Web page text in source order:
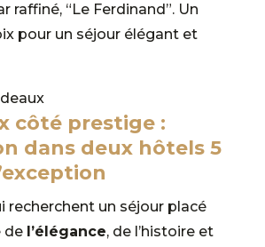
raffiné, “Le Ferdinand”. Un
pour un séjour élégant et
côté prestige :
dans deux hôtels 5
recherchent un séjour placé
de l’élégance, de l’histoire et